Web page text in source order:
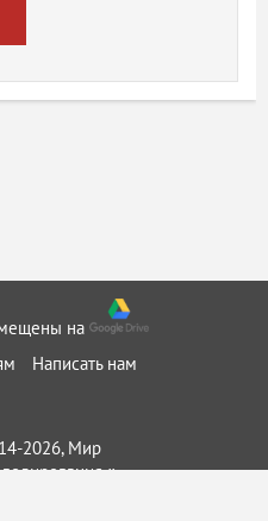
на
Написать нам
2026, Мир
::